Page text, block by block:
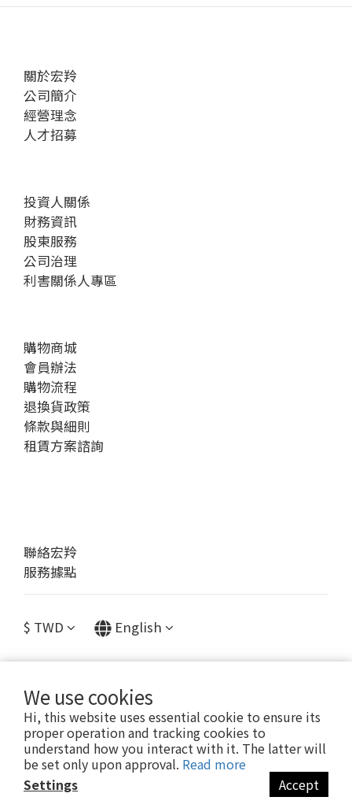
We use cookies
Hi, this website uses essential cookie to ensure its
proper operation and tracking cookies to
understand how you interact with it. The latter will
be set only upon approval. Read more
Settings
Accept
關於宏羚
公司簡介
經營理念
人才招募
投資人關係
財務資訊
股東服務
公司治理
利害關係人專區
購物商城
會員辦法
購物流程
退換貨政策
條款與細則
租賃方案諮詢
聯絡宏羚
服務據點
$ TWD English
提醒您，我們不會以電話或簡訊方式通知變更付款方式。
Copyright© [2023 宏羚股份有限公司]